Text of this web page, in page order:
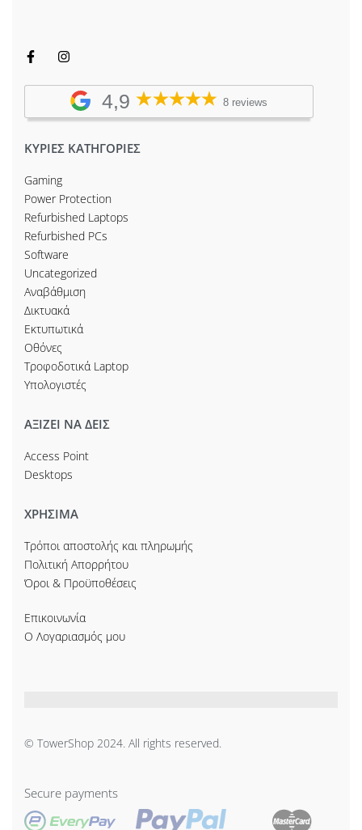
4,9 8 reviews
ΚΥΡΙΕΣ ΚΑΤΗΓΟΡΙΕΣ
Gaming
Power Protection
Refurbished Laptops
Refurbished PCs
Software
Uncategorized
Αναβάθμιση
Δικτυακά
Εκτυπωτικά
Οθόνες
Τροφοδοτικά Laptop
Υπολογιστές
ΑΞΙΖΕΙ ΝΑ ΔΕΙΣ
Access Point
Desktops
ΧΡΗΣΙΜΑ
Τρόποι αποστολής και πληρωμής
Πολιτική Απορρήτου
Όροι & Προϋποθέσεις
Επικοινωνία
Ο Λογαριασμός μου
© TowerShop 2024. All rights reserved.
Secure payments